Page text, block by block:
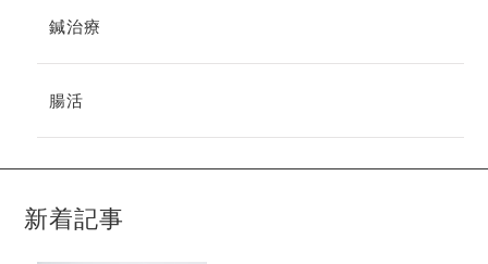
鍼治療
腸活
新着記事